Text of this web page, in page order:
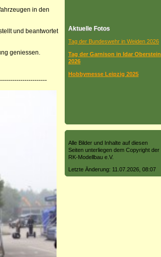
in den
und beantwortet
geniessen.
Aktuelle Fotos
Tag der Bundeswehr in Weiden 2026
Tag der Garnison in Idar Oberstein
2026
Hobbymesse Leipzig 2025
Alle Bilder und Inhalte auf diesen
Seiten unterliegen dem Copyright der
RK-Modellbau e.V.
Letzte Änderung: 11.07.2026, 08:07